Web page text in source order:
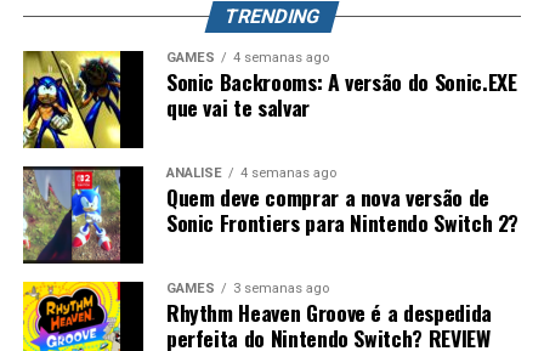
mas também pode representar o primeiro passo para a
maior evolução que a série já teve.
TRENDING
GAMES 4 semanas ago
Sonic Backrooms: A versão do Sonic.EXE
que vai te salvar
ANÁLISE 4 semanas ago
Quem deve comprar a nova versão de
Sonic Frontiers para Nintendo Switch 2?
GAMES 3 semanas ago
Rhythm Heaven Groove é a despedida
perfeita do Nintendo Switch? REVIEW